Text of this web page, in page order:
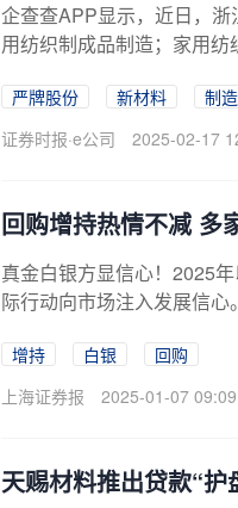
企查查APP显示，近日，
用纺织制成品制造；家用
严牌股份 新材料
制
证券时报·e公司
2025-02-17
回购增持热情不减 多
真金白银方显信心！2025
际行动向市场注入发展信心。
增持 白银
回购
上海证券报
2025-01-07 09:09
天赐材料推出贷款“